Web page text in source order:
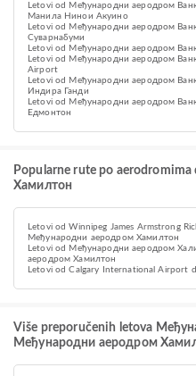
Letovi od Међународни аеродром
Манила Нинои Акуино
Letovi od Међународни аеродром
Суварнабуми
Letovi od Међународни аеродром
Letovi od Међународни аеродром
Airport
Letovi od Међународни аеродром
Индира Ганди
Letovi od Међународни аеродром
Eдмонтон
Popularne rute po
Хамилтон
Letovi od Winnipeg James Armstrong
Међународни аеродром Хамилтон
Letovi od Међународни аеродром
аеродром Хамилтон
Letovi od Calgary International Airport
Više preporučenih letova
Међународни аеродром